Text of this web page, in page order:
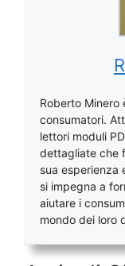
Roberto
consumatori.
lettori moduli
dettagliate che
sua esperienza
si impegna a
aiutare i
mondo dei loro